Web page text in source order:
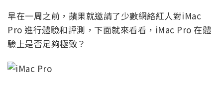
早在一周之前，蘋果就邀請了少數網絡紅人對iMac
Pro 進行體驗和評測，下面就來看看，iMac Pro 在體
驗上是否足夠極致？